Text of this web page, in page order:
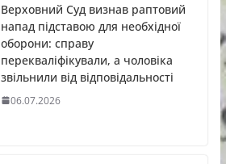
Верховний Суд визнав раптовий
напад підставою для необхідної
оборони: справу
перекваліфікували, а чоловіка
звільнили від відповідальності
06.07.2026